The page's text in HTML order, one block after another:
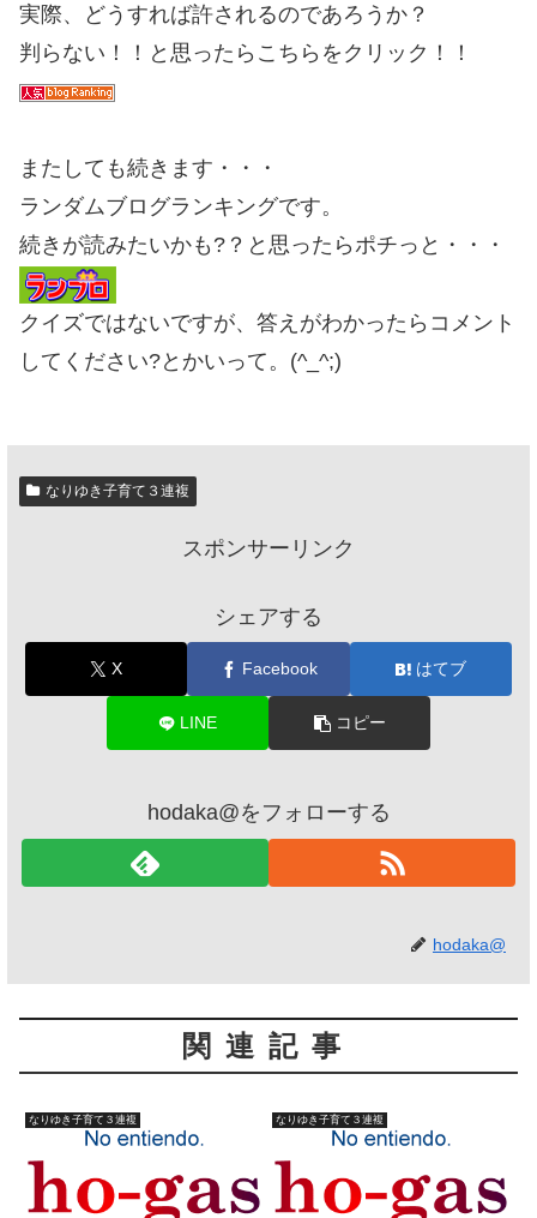
実際、どうすれば許されるのであろうか？
判らない！！と思ったらこちらをクリック！！
またしても続きます・・・
ランダムブログランキングです。
続きが読みたいかも?？と思ったらポチっと・・・
クイズではないですが、答えがわかったらコメント
してください?とかいって。(^_^;)
なりゆき子育て３連複
スポンサーリンク
シェアする
X Facebook はてブ
LINE コピー
hodaka@をフォローする
hodaka@
関連記事
なりゆき子育て３連複 なりゆき子育て３連複